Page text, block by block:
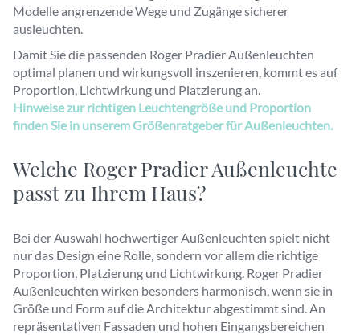
Modelle angrenzende Wege und Zugänge sicherer
ausleuchten.
Damit Sie die passenden Roger Pradier Außenleuchten
optimal planen und wirkungsvoll inszenieren, kommt es auf
Proportion, Lichtwirkung und Platzierung an.
Hinweise zur richtigen Leuchtengröße und Proportion
finden Sie in unserem Größenratgeber für Außenleuchten.
Welche Roger Pradier Außenleuchte
passt zu Ihrem Haus?
Bei der Auswahl hochwertiger Außenleuchten spielt nicht
nur das Design eine Rolle, sondern vor allem die richtige
Proportion, Platzierung und Lichtwirkung. Roger Pradier
Außenleuchten wirken besonders harmonisch, wenn sie in
Größe und Form auf die Architektur abgestimmt sind. An
repräsentativen Fassaden und hohen Eingangsbereichen